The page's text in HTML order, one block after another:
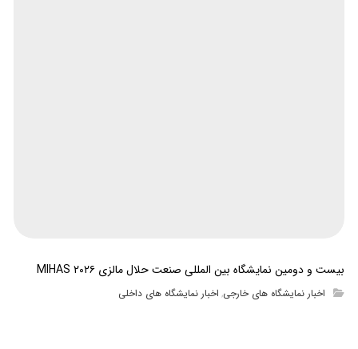
بیست و دومین نمایشگاه بین المللی صنعت حلال مالزی MIHAS ۲۰۲۶
اخبار نمایشگاه های خارجی, اخبار نمایشگاه های داخلی